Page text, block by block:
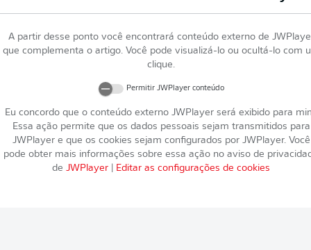
A partir desse ponto você encontrará conteúdo externo de
que complementa o artigo. Você pode visualizá-lo ou ocultá-lo com
clique.
Permitir JWPlayerconteúdo
Eu concordo que o conteúdo externo JWPlayerserá exibido para
Essa ação permite que os dados pessoais sejam transmitidos para
JWPlayere que os cookies sejam configurados por JWPlayer. Você
pode obter mais informações sobre essa ação no aviso de
de JWPlayer Editar as configurações de cookies